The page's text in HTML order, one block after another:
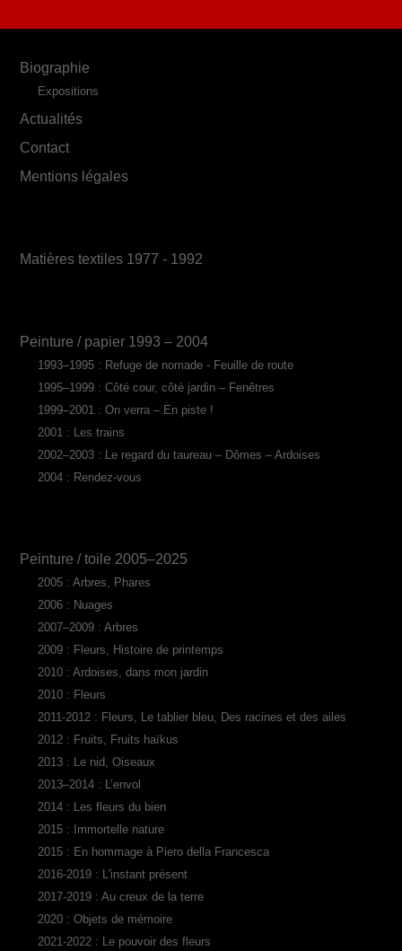
Biographie
Expositions
Actualités
Contact
Mentions légales
Matières textiles 1977 - 1992
Peinture / papier 1993 – 2004
1993–1995 : Refuge de nomade - Feuille de route
1995–1999 : Côté cour, côté jardin – Fenêtres
1999–2001 : On verra – En piste !
2001 : Les trains
2002–2003 : Le regard du taureau – Dômes – Ardoises
2004 : Rendez-vous
Peinture / toile 2005–2025
2005 : Arbres, Phares
2006 : Nuages
2007–2009 : Arbres
2009 : Fleurs, Histoire de printemps
2010 : Ardoises, dans mon jardin
2010 : Fleurs
2011-2012 : Fleurs, Le tablier bleu, Des racines et des ailes
2012 : Fruits, Fruits haïkus
2013 : Le nid, Oiseaux
2013–2014 : L’envol
2014 : Les fleurs du bien
2015 : Immortelle nature
2015 : En hommage à Piero della Francesca
2016-2019 : L'instant présent
2017-2019 : Au creux de la terre
2020 : Objets de mémoire
2021-2022 : Le pouvoir des fleurs